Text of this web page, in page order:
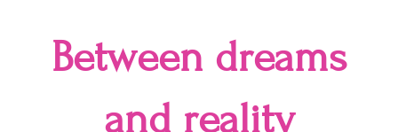
Between dreams
and reality